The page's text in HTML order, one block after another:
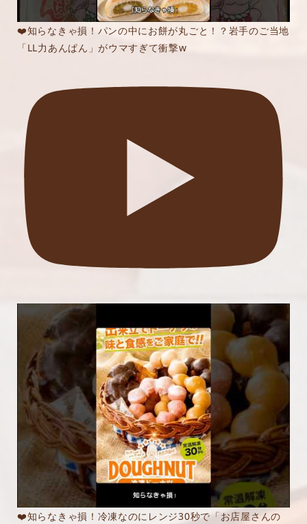
❤️知らなきゃ損！パンの中にお餅が丸ごと！？岩手のご当地
「LL力あんぱん」がウマすぎて衝撃w
❤️知らなきゃ損！冷凍なのにレンジ30秒で「お店屋さんの